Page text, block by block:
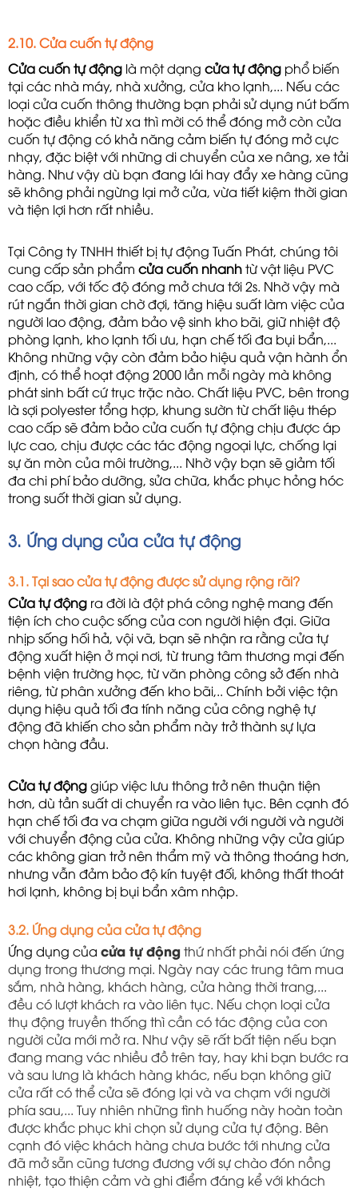
2.10. Cửa cuốn tự động
Cửa cuốn tự động là một dạng cửa tự động phổ biến
tại các nhà máy, nhà xưởng, cửa kho lạnh,... Nếu các
loại cửa cuốn thông thường bạn phải sử dụng nút bấm
hoặc điều khiển từ xa thì mời có thể đóng mở còn cửa
cuốn tự động có khả năng cảm biến tự đóng mở cực
nhạy, đặc biệt với những di chuyển của xe nâng, xe tải
hàng. Như vậy dù bạn đang lái hay đẩy xe hàng cũng
sẽ không phải ngừng lại mở cửa, vừa tiết kiệm thời gian
và tiện lợi hơn rất nhiều.
Tại Công ty TNHH thiết bị tự động Tuấn Phát, chúng tôi
cung cấp sản phẩm cửa cuốn nhanh từ vật liệu PVC
cao cấp, với tốc độ đóng mở chưa tới 2s. Nhờ vậy mà
rút ngắn thời gian chờ đợi, tăng hiệu suất làm việc của
người lao động, đảm bảo vệ sinh kho bãi, giữ nhiệt độ
phòng lạnh, kho lạnh tối ưu, hạn chế tối đa bụi bẩn,...
Không những vậy còn đảm bảo hiệu quả vận hành ổn
định, có thể hoạt động 2000 lần mỗi ngày mà không
phát sinh bất cứ trục trặc nào. Chất liệu PVC, bên trong
là sợi polyester tổng hợp, khung sườn từ chất liệu thép
cao cấp sẽ đảm bảo cửa cuốn tự động chịu được áp
lực cao, chịu được các tác động ngoại lực, chống lại
sự ăn mòn của môi trường,... Nhờ vậy bạn sẽ giảm tối
đa chi phí bảo dưỡng, sửa chữa, khắc phục hỏng hóc
trong suốt thời gian sử dụng.
3. Ứng dụng của cửa tự động
3.1. Tại sao cửa tự động được sử dụng rộng rãi?
Cửa tự động ra đời là đột phá công nghệ mang đến
tiện ích cho cuộc sống của con người hiện đại. Giữa
nhịp sống hối hả, vội vã, bạn sẽ nhận ra rằng cửa tự
động xuất hiện ở mọi nơi, từ trung tâm thương mại đến
bệnh viện trường học, từ văn phòng công sở đến nhà
riêng, từ phân xưởng đến kho bãi,.. Chính bởi việc tận
dụng hiệu quả tối đa tính năng của công nghệ tự
động đã khiến cho sản phẩm này trở thành sự lựa
chọn hàng đầu.
Cửa tự động giúp việc lưu thông trở nên thuận tiện
hơn, dù tần suất di chuyển ra vào liên tục. Bên cạnh đó
hạn chế tối đa va chạm giữa người với người và người
với chuyển động của cửa. Không những vậy cửa giúp
các không gian trở nên thẩm mỹ và thông thoáng hơn,
nhưng vẫn đảm bảo độ kín tuyệt đối, không thất thoát
hơi lạnh, không bị bụi bẩn xâm nhập.
3.2. Ứng dụng của cửa tự động
Ứng dụng của cửa tự động thứ nhất phải nói đến ứng
dụng trong thương mại. Ngày nay các trung tâm mua
sắm, nhà hàng, khách hàng, cửa hàng thời trang,...
đều có lượt khách ra vào liên tục. Nếu chọn loại cửa
thụ động truyền thống thì cần có tác động của con
người cửa mới mở ra. Như vậy sẽ rất bất tiện nếu bạn
đang mang vác nhiều đồ trên tay, hay khi bạn bước ra
và sau lưng là khách hàng khác, nếu bạn không giữ
cửa rất có thể cửa sẽ đóng lại và va chạm với người
phía sau,... Tuy nhiên những tình huống này hoàn toàn
được khắc phục khi chọn sử dụng cửa tự động. Bên
cạnh đó việc khách hàng chưa bước tới nhưng cửa
đã mở sẵn cũng tương đương với sự chào đón nồng
nhiệt, tạo thiện cảm và ghi điểm đáng kể với khách